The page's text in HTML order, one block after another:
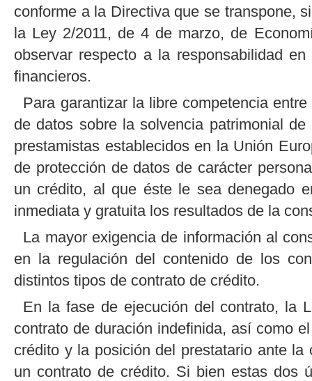
conforme a la Directiva que se transpone,
la Ley 2/2011, de 4 de marzo, de
observar respecto a la responsabilidad
financieros.
Para garantizar la libre competencia
de datos sobre la solvencia patrimonial
prestamistas establecidos en la Unión
de protección de datos de carácter
un crédito, al que éste le sea denegado
inmediata y gratuita los resultados de la
La mayor exigencia de información al
en la regulación del contenido de los
distintos tipos de contrato de crédito.
En la fase de ejecución del contrato, la
contrato de duración indefinida, así como
crédito y la posición del prestatario ante
un contrato de crédito. Si bien estas dos